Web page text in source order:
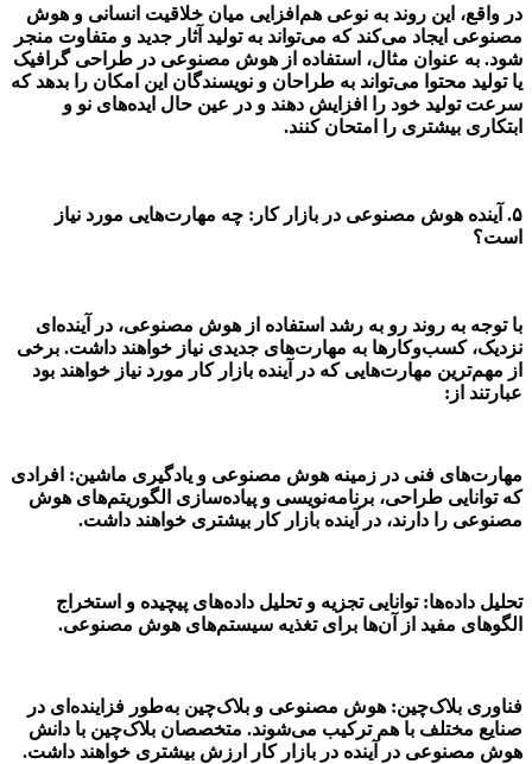
در واقع، این روند به نوعی هم‌افزایی میان خلاقیت انسانی و هوش
مصنوعی ایجاد می‌کند که می‌تواند به تولید آثار جدید و متفاوت منجر
شود. به عنوان مثال، استفاده از هوش مصنوعی در طراحی گرافیک
یا تولید محتوا می‌تواند به طراحان و نویسندگان این امکان را بدهد که
سرعت تولید خود را افزایش دهند و در عین حال ایده‌های نو و
ابتکاری بیشتری را امتحان کنند.
۵.
آینده هوش مصنوعی در بازار کار: چه مهارت‌هایی مورد نیاز
است؟
با توجه به روند رو به رشد استفاده از هوش مصنوعی، در آینده‌ای
نزدیک، کسب‌وکارها به مهارت‌های جدیدی نیاز خواهند داشت. برخی
از مهم‌ترین مهارت‌هایی که در آینده بازار کار مورد نیاز خواهند بود
عبارتند از:
مهارت‌های فنی در زمینه هوش مصنوعی و یادگیری ماشین: افرادی
که توانایی طراحی، برنامه‌نویسی و پیاده‌سازی الگوریتم‌های هوش
مصنوعی را دارند، در آینده بازار کار بیشتری خواهند داشت.
تحلیل داده‌ها: توانایی تجزیه و تحلیل داده‌های پیچیده و استخراج
الگوهای مفید از آن‌ها برای تغذیه سیستم‌های هوش مصنوعی.
فناوری بلاک‌چین: هوش مصنوعی و بلاک‌چین به‌طور فزاینده‌ای در
صنایع مختلف با هم ترکیب می‌شوند. متخصصان بلاک‌چین با دانش
هوش مصنوعی در آینده در بازار کار ارزش بیشتری خواهند داشت.